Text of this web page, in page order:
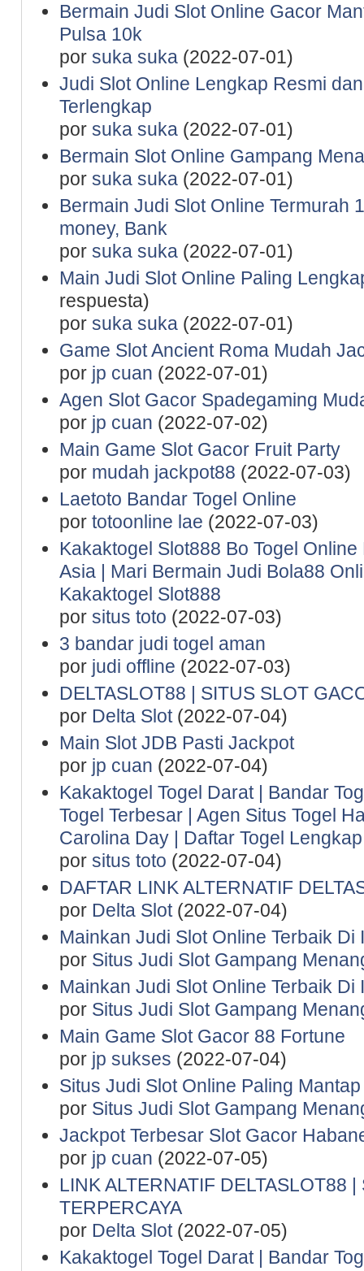
Bermain Judi Slot Online Gacor
Pulsa 10k
por suka suka(2022-07-01)
Judi Slot Online Lengkap Resmi
Terlengkap
por suka suka(2022-07-01)
Bermain Slot Online Gampang
por suka suka(2022-07-01)
Bermain Judi Slot Online Termurah
money, Bank
por suka suka(2022-07-01)
Main Judi Slot Online Paling
respuesta)
por suka suka(2022-07-01)
Game Slot Ancient Roma Mudah
por jp cuan (2022-07-01)
Agen Slot Gacor Spadegaming
por jp cuan (2022-07-02)
Main Game Slot Gacor Fruit Party
por mudah jackpot88 (2022-07-03)
Laetoto Bandar Togel Online
por totoonline lae (2022-07-03)
Kakaktogel Slot888 Bo Togel
Asia | Mari Bermain Judi Bola88
Kakaktogel Slot888
por situs toto (2022-07-03)
3 bandar judi togel aman
por judi offline (2022-07-03)
DELTASLOT88 | SITUS SLOT
por Delta Slot(2022-07-04)
Main Slot JDB Pasti Jackpot
por jp cuan (2022-07-04)
Kakaktogel Togel Darat | Bandar
Togel Terbesar | Agen Situs Togel
Carolina Day | Daftar Togel
por situs toto (2022-07-04)
DAFTAR LINK ALTERNATIF
por Delta Slot(2022-07-04)
Mainkan Judi Slot Online Terbaik Di
por Situs Judi Slot Gampang
Mainkan Judi Slot Online Terbaik Di
por Situs Judi Slot Gampang
Main Game Slot Gacor 88 Fortune
por jp sukses (2022-07-04)
Situs Judi Slot Online Paling
por Situs Judi Slot Gampang
Jackpot Terbesar Slot Gacor
por jp cuan (2022-07-05)
LINK ALTERNATIF DELTASLOT88
TERPERCAYA
por Delta Slot(2022-07-05)
Kakaktogel Togel Darat | Bandar